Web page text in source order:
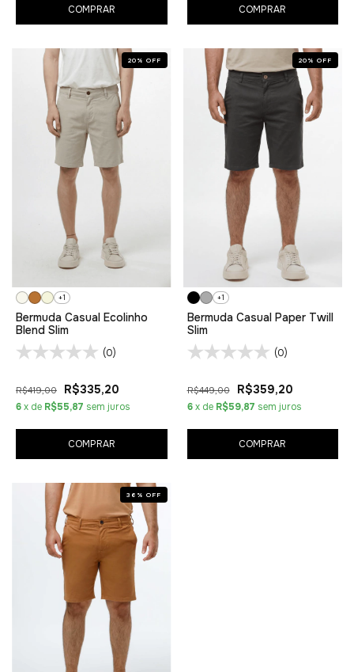
COMPRAR COMPRAR
20 % OFF
+1
Bermuda Casual Ecolinho
Blend Slim
(0)
R$419,00 R$335,20
6x de R$55,87 sem juros
COMPRAR
20 % OFF
+1
Bermuda Casual Paper Twill
Slim
(0)
R$449,00 R$359,20
6 x de R$59,87 sem juros
COMPRAR
36 % OFF